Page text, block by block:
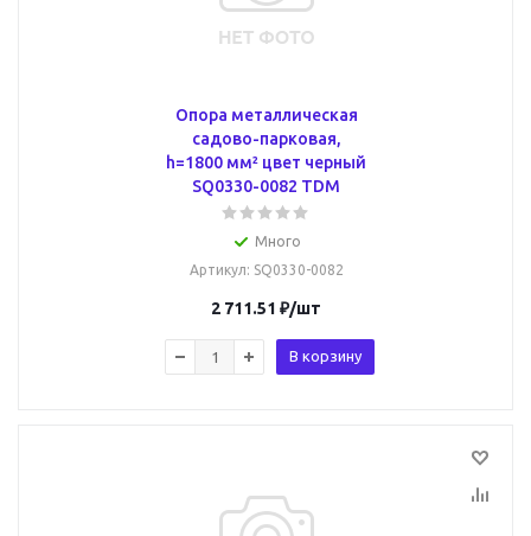
Опора металлическая
садово-парковая,
h=1800 мм² цвет черный
SQ0330-0082 TDM
Много
Артикул: SQ0330-0082
2 711.51 ₽/шт
В корзину